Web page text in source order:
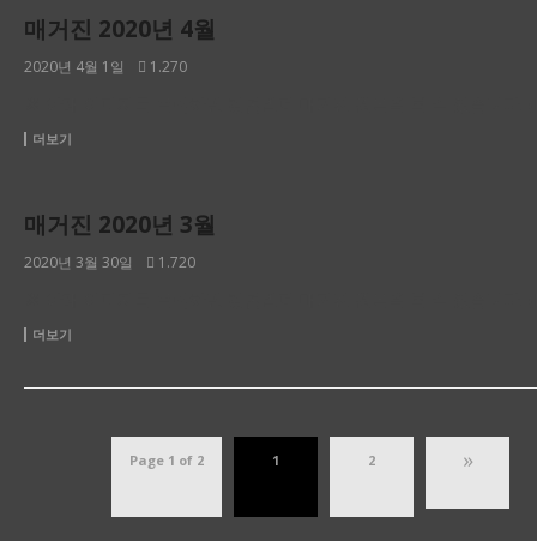
매거진 2020년 4월
2020년 4월 1일 1.270
더보기
매거진 2020년 3월
2020년 3월 30일 1.720
더보기
Page 1 of 2 1 2 »